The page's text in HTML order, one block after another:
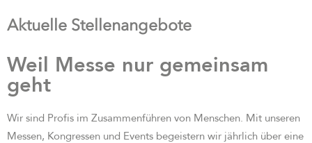
Aktuelle Stellenangebote
Weil Messe nur gemeinsam
geht
Wir sind Profis im Zusammenführen von Menschen. Mit unseren
Messen, Kongressen und Events begeistern wir jährlich über eine